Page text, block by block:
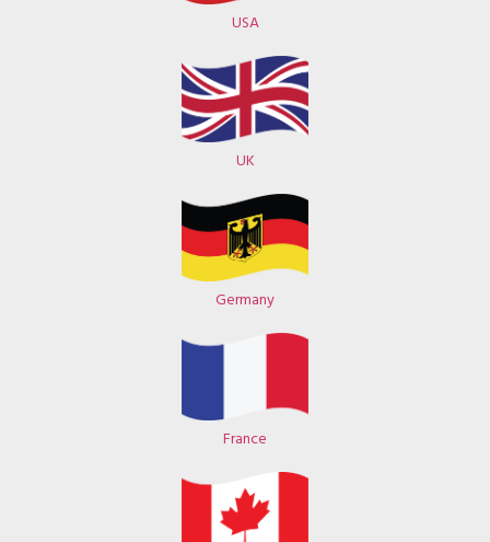
USA
UK
Germany
France